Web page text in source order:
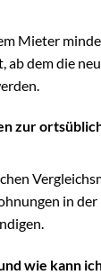
Mieter
dem die
zur
in
wie kann